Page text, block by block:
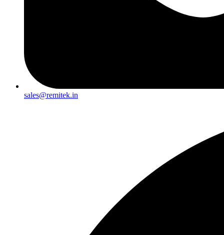
sales@remitek.in